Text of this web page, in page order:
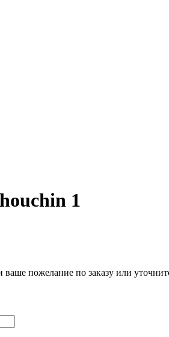
1
пожелание по заказу или